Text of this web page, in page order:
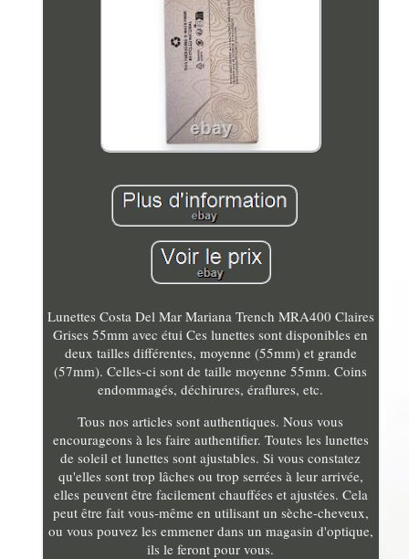
Lunettes Costa Del Mar Mariana Trench MRA400 Claires
Grises 55mm avec étui Ces lunettes sont disponibles en
deux tailles différentes, moyenne (55mm) et grande
(57mm). Celles-ci sont de taille moyenne 55mm. Coins
endommagés, déchirures, éraflures, etc.
Tous nos articles sont authentiques. Nous vous
encourageons à les faire authentifier. Toutes les lunettes
de soleil et lunettes sont ajustables. Si vous constatez
qu'elles sont trop lâches ou trop serrées à leur arrivée,
elles peuvent être facilement chauffées et ajustées. Cela
peut être fait vous-même en utilisant un sèche-cheveux,
ou vous pouvez les emmener dans un magasin d'optique,
ils le feront pour vous.